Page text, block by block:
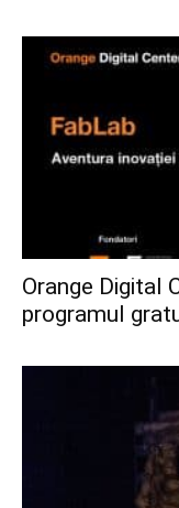
Orange Digital
programul